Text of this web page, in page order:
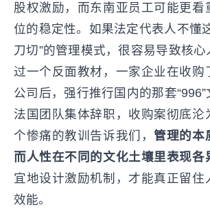
股权激励，而东南亚员工可能更看
位的稳定性。如果法定代表人不懂
刀切”的管理模式，很容易导致核
过一个反面教材，一家企业在收购
公司后，强行推行国内的那套
法国团队集体辞职，收购案彻底沦
个惨痛的教训告诉我们，管理的本
而人性在不同的文化土壤里表现各
宜地设计激励机制，才能真正留住
效能。